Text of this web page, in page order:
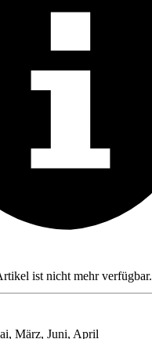
ist nicht mehr verfügbar.
März, Juni, April